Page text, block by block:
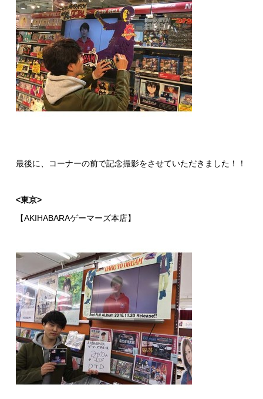
最後に、コーナーの前で記念撮影をさせていただきました！！
<東京>
【AKIHABARAゲーマーズ本店】